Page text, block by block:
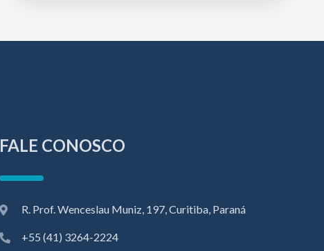
FALE CONOSCO
R. Prof. Wenceslau Muniz, 197, Curitiba, Paraná
+55 (41) 3264-2224